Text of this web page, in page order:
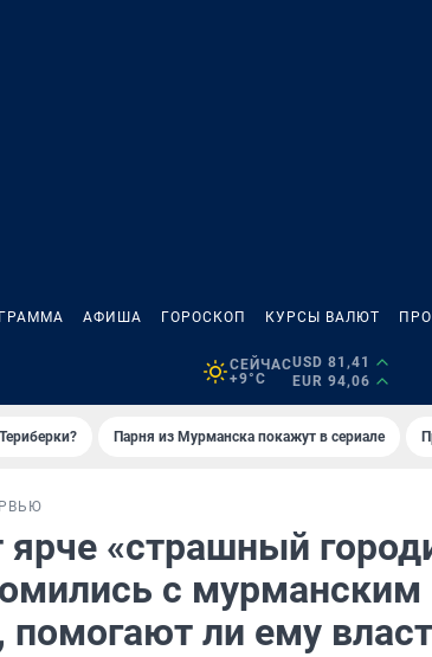
АФИША ГОРОСКОП КУРСЫ ВАЛЮТ
СЕЙЧАС
+9°C
USD 81,41
EUR 94,06
Парня из Мурманска покажут в сериале
ярче «страшный
с мурманским
помогают ли ему